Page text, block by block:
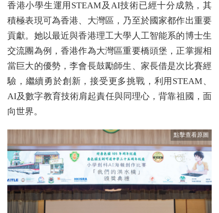
香港小學生運用STEAM及AI技術已經十分成熟，其
積極表現可為香港、大灣區，乃至於國家都作出重要
貢獻。她以最近與香港理工大學人工智能系的博士生
交流團為例，香港作為大灣區重要橋頭堡，正掌握相
當巨大的優勢，李會長鼓勵師生、家長借是次比賽經
驗，繼續勇於創新，接受更多挑戰，利用STEAM、
AI及數字教育技術肩起責任與同理心，背靠祖國，面
向世界。